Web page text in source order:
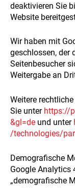
deaktivieren Sie
Website
Wir haben mit
geschlossen, der
Seitenbesucher
Weitergabe an
Weitere
Sie unter https://
&gl=de und unter
/technologies/
Demografische
Google Analytics
„demografische